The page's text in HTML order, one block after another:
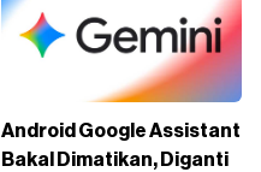
Android Google Assistant
Bakal Dimatikan, Diganti